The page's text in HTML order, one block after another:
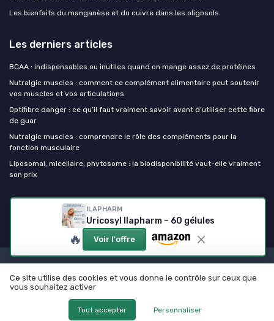
ILAPHARM
Uricosyl Ilapharm – 60 gélules
🔥 Voir l'offre
Les bienfaits du manganèse et du cuivre dans les oligosols
Les derniers articles
BCAA : indispensables ou inutiles quand on mange assez de protéines
Nutralgic muscles : comment ce complément alimentaire peut soutenir
vos muscles et vos articulations
Optifibre danger : ce qu’il faut vraiment savoir avant d’utiliser cette fibre
de guar
Nutralgic muscles : comprendre le rôle des compléments pour la
fonction musculaire
Liposomal, micellaire, phytosome : la biodisponibilité vaut-elle vraiment
son prix
Mes complements alimentaires
© Mes complements alimentaires 2026
Ce site utilise des cookies et vous donne le contrôle sur ceux que
vous souhaitez activer
Tout accepter Personnaliser